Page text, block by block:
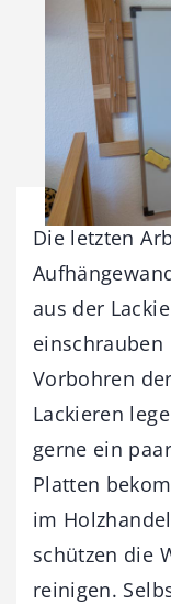
Die letzten
aus der
einschrauben
Vorbohren
Lackieren
gerne ein
Platten
im
schützen die
reinigen.